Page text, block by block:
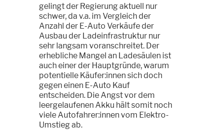
gelingt der Regierung aktuell nur
schwer, da v.a. im Vergleich der
Anzahl der E-Auto Verkäufe der
Ausbau der Ladeinfrastruktur nur
sehr langsam voranschreitet. Der
erhebliche Mangel an Ladesäulen ist
auch einer der Hauptgründe, warum
potentielle Käufer:innen sich doch
gegen einen E-Auto Kauf
entscheiden. Die Angst vor dem
leergelaufenen Akku hält somit noch
viele Autofahrer:innen vom Elektro-
Umstieg ab.